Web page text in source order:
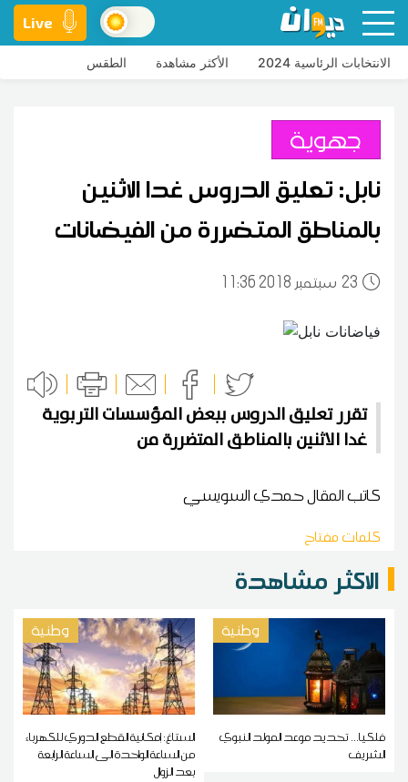
Live
الانتخابات الرئاسية 2024 الأكثر مشاهدة الطقس
جهوية
نابل: تعليق الدروس غدا الاثنين
بالمناطق المتضررة من الفيضانات
23 11:36 2018 سبتمبر
تقرر تعليق الدروس ببعض المؤسسات التربوية
غدا الاثنين بالمناطق المتضررة من
كاتب المقالحمدي السويسي
كلمات مفتاح
الاكثر مشاهدة
وطنية
فلكيا... تحديد موعد المولد النبوي
الشريف
وطنية
الستاغ: إمكانية القطع الدوري للكهرباء
من الساعة الواحدة الى الساعة الرابعة
بعد الزوال